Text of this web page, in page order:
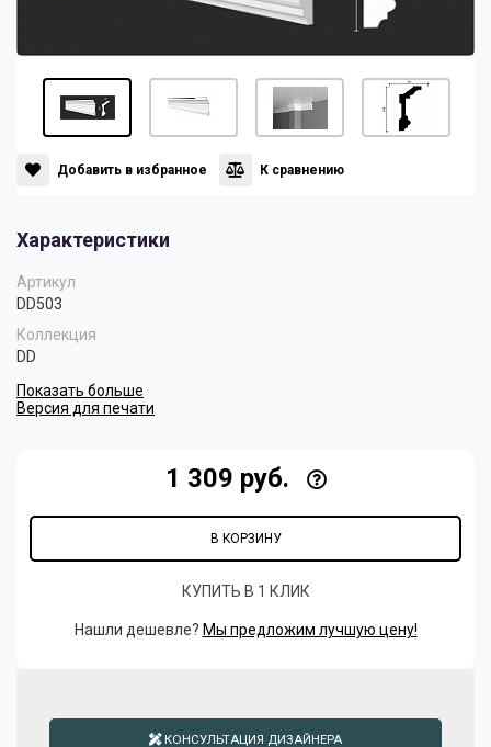
Пилястры
Плинтусы
Скрытое освещение
Нео Классика
Султан
Хай Тек
Цветные плинтусы
Добавить в избранное К сравнению
Характеристики
Артикул
DD503
Коллекция
DD
Показать больше
Версия для печати
1 309 руб.
В КОРЗИНУ
КУПИТЬ В 1 КЛИК
Нашли дешевле? Мы предложим лучшую цену!
КОНСУЛЬТАЦИЯ ДИЗАЙНЕРА